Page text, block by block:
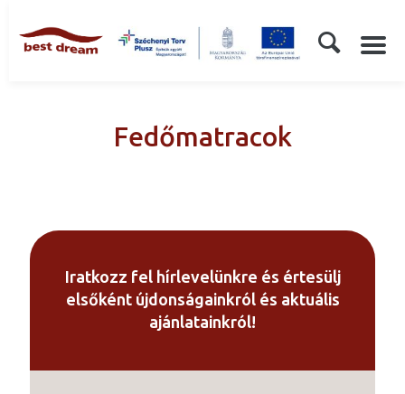
Fedőmatracok
Iratkozz fel hírlevelünkre és értesülj
elsőként újdonságainkról és aktuális
ajánlatainkról!